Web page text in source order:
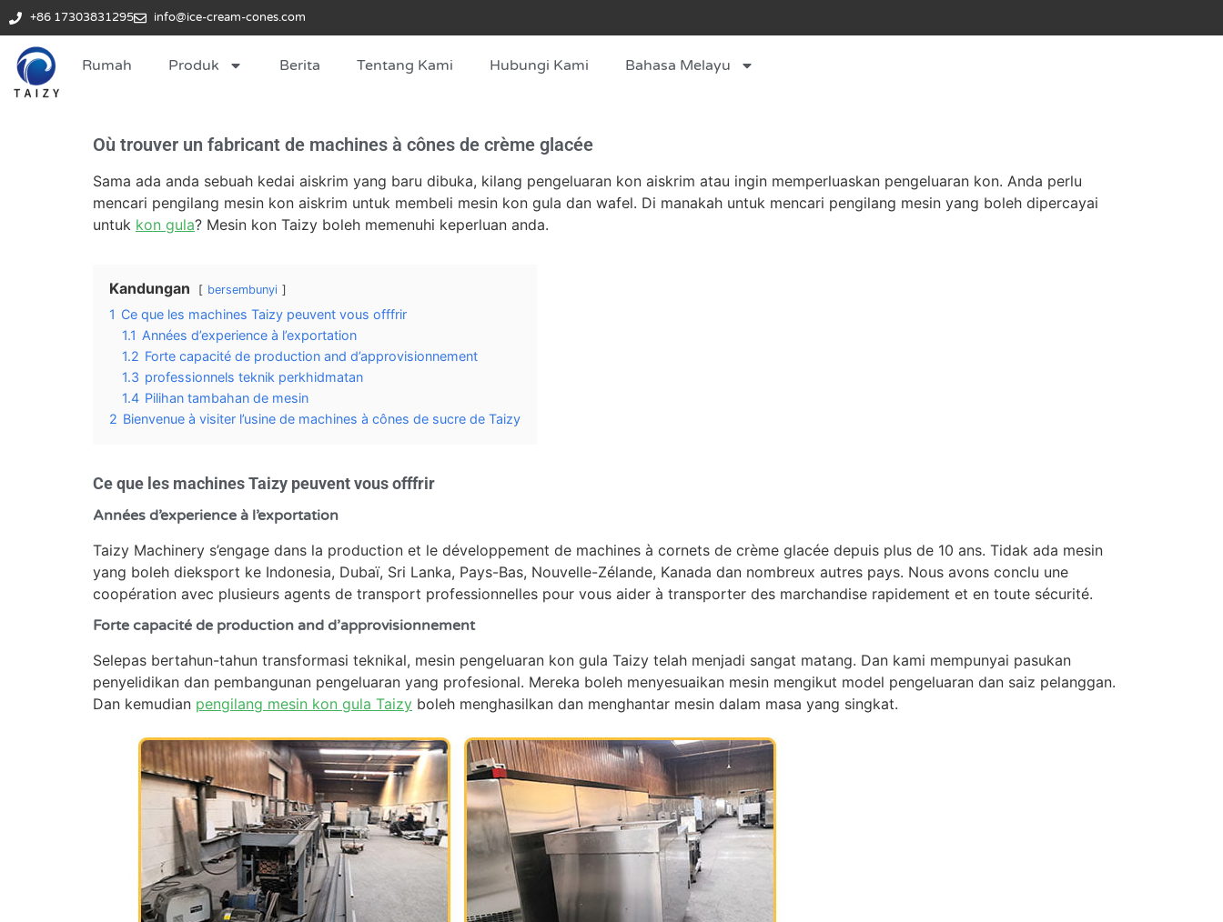
+86 17303831295 info@ice-cream-cones.com
Rumah Produk Berita Tentang Kami Hubungi Kami Bahasa Melayu
Où trouver un fabricant de machines à cônes de crème glacée
Sama ada anda sebuah kedai aiskrim yang baru dibuka, kilang pengeluaran kon aiskrim atau ingin memperluaskan pengeluaran kon. Anda perlu
mencari pengilang mesin kon aiskrim untuk membeli mesin kon gula dan wafel. Di manakah untuk mencari pengilang mesin yang boleh dipercayai
untuk kon gula? Mesin kon Taizy boleh memenuhi keperluan anda.
Kandungan bersembunyi
1 Ce que les machines Taizy peuvent vous offfrir
1.1 Années d’experience à l’exportation
1.2 Forte capacité de production and d’approvisionnement
1.3 professionnels teknik perkhidmatan
1.4 Pilihan tambahan de mesin
2 Bienvenue à visiter l’usine de machines à cônes de sucre de Taizy
Ce que les machines Taizy peuvent vous offfrir
Années d’experience à l’exportation
Taizy Machinery s’engage dans la production et le développement de machines à cornets de crème glacée depuis plus de 10 ans. Tidak ada mesin
yang boleh dieksport ke Indonesia, Dubaï, Sri Lanka, Pays-Bas, Nouvelle-Zélande, Kanada dan nombreux autres pays. Nous avons conclu une
coopération avec plusieurs agents de transport professionnelles pour vous aider à transporter des marchandise rapidement et en toute sécurité.
Forte capacité de production and d’approvisionnement
Selepas bertahun-tahun transformasi teknikal, mesin pengeluaran kon gula Taizy telah menjadi sangat matang. Dan kami mempunyai pasukan
penyelidikan dan pembangunan pengeluaran yang profesional. Mereka boleh menyesuaikan mesin mengikut model pengeluaran dan saiz pelanggan.
Dan kemudian pengilang mesin kon gula Taizy boleh menghasilkan dan menghantar mesin dalam masa yang singkat.